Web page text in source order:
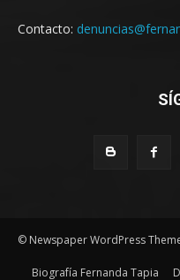
Contacto:
© Newspaper WordPress
Biografía Fernanda Tapia